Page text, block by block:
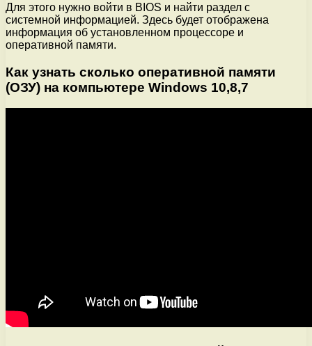
Для этого нужно войти в BIOS и найти раздел с
системной информацией. Здесь будет отображена
информация об установленном процессоре и
оперативной памяти.
Как узнать сколько оперативной памяти
(ОЗУ) на компьютере Windows 10,8,7